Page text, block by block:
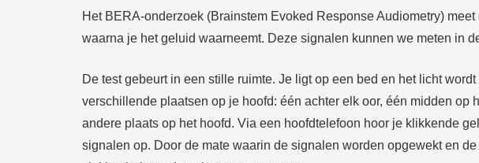
Het BERA-onderzoek (Brainstem Evoked Response Audiometry) meet
waarna je het geluid waarneemt. Deze signalen kunnen we meten in
De test gebeurt in een stille ruimte. Je ligt op een bed en het licht
verschillende plaatsen op je hoofd: één achter elk oor, één midden
andere plaats op het hoofd. Via een hoofdtelefoon hoor je klikkende
signalen op. Door de mate waarin de signalen worden opgewekt en